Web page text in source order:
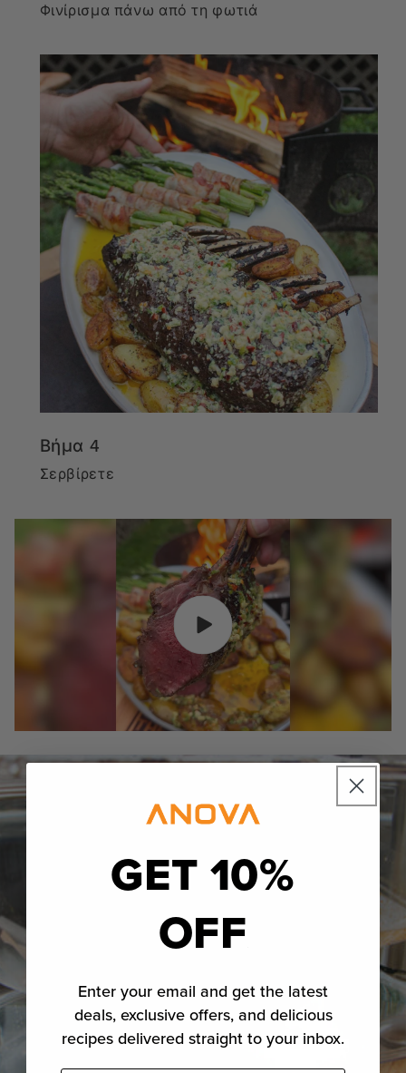
Φινίρισμα πάνω από τη φωτιά
Βήμα 4
Σερβίρετε
GET 10%
OFF
Enter your email and get the latest
deals, exclusive offers, and delicious
recipes delivered straight to your inbox.